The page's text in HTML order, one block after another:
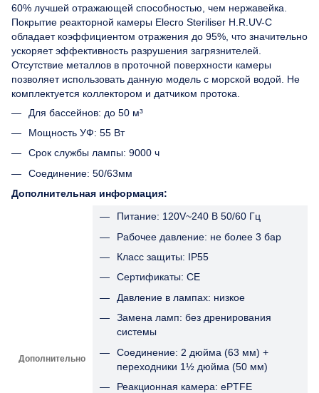
60% лучшей отражающей способностью, чем нержавейка.
Покрытие реакторной камеры Elecro Steriliser H.R.UV-C
обладает коэффициентом отражения до 95%, что значительно
ускоряет эффективность разрушения загрязнителей.
Отсутствие металлов в проточной поверхности камеры
позволяет использовать данную модель с морской водой. Не
комплектуется коллектором и датчиком протока.
Для бассейнов: до 50 м³
Мощность УФ: 55 Вт
Срок службы лампы: 9000 ч
Соединение: 50/63мм
Дополнительная информация:
Дополнительно
Питание: 120V~240 В 50/60 Гц
Рабочее давление: не более 3 бар
Класс защиты: IP55
Сертификаты: CE
Давление в лампах: низкое
Замена ламп: без дренирования
системы
Соединение: 2 дюйма (63 мм) +
переходники 1½ дюйма (50 мм)
Реакционная камера: ePTFE